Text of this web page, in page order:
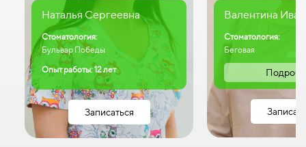
Наталья Сергеевна
Стоматология:
Бульвар Победы
Опыт работы: 12 лет
Записаться
Валентина
Стоматология:
Беговая